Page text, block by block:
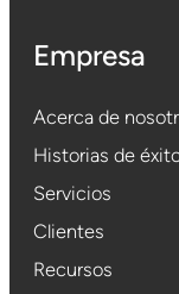
Empresa
Acerca de
Historias de
Servicios
Clientes
Recursos